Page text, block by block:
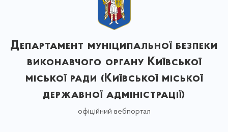
Департамент муніципальної безпеки
виконавчого органу Київської
міської ради (Київської міської
державної адміністрації)
офіційний вебпортал